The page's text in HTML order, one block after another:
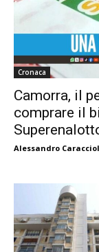
Cronaca
Camorra, il
comprare il
Alessandro